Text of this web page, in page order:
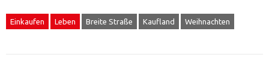
Einkaufen Leben Breite Straße Kaufland Weihnachten